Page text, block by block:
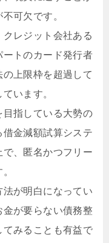
可欠です。
レジット会社ある
トのカード発行者
上限枠を超過して
います。
指している大勢の
借金減額試算システ
、匿名かつフリー
が明白になってい
が要らない債務整
みることも有益で